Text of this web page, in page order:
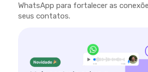
WhatsApp para fortalecer as
seus contatos.